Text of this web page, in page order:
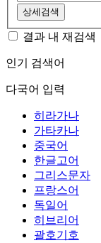
상세검색
결과 내 재검색
인기 검색어
다국어 입력
히라가나
가타카나
중국어
한글고어
그리스문자
프랑스어
독일어
히브리어
괄호기호